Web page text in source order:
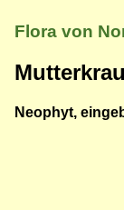
Flora von
Neophyt,